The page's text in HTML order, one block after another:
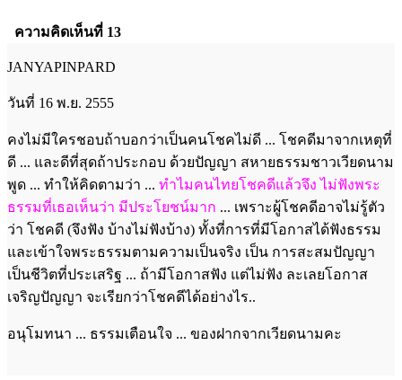
ความคิดเห็นที่ 13
JANYAPINPARD
วันที่ 16 พ.ย. 2555
คงไม่มีใครชอบถ้าบอกว่าเป็นคนโชคไม่ดี ... โชคดีมาจากเหตุที่
ดี ... และดีที่สุดถ้าประกอบ ด้วยปัญญา สหายธรรมชาวเวียดนาม
พูด ... ทำให้คิดตามว่า ... ทำไมคนไทยโชคดีแล้วจึง ไม่ฟังพระ
ธรรมที่เธอเห็นว่า มีประโยชน์มาก ... เพราะผู้โชคดีอาจไม่รู้ตัว
ว่า โชคดี (จึงฟัง บ้างไม่ฟังบ้าง) ทั้งที่การที่มีโอกาสได้ฟังธรรม
และเข้าใจพระธรรมตามความเป็นจริง เป็น การสะสมปัญญา
เป็นชีวิตที่ประเสริฐ ... ถ้ามีโอกาสฟัง แต่ไม่ฟัง ละเลยโอกาส
เจริญปัญญา จะเรียกว่าโชคดีได้อย่างไร..
อนุโมทนา ... ธรรมเตือนใจ ... ของฝากจากเวียดนามคะ